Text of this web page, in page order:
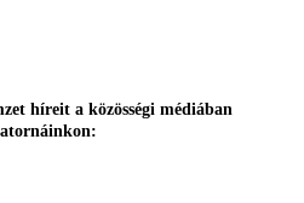
híreit a közösségi médiában